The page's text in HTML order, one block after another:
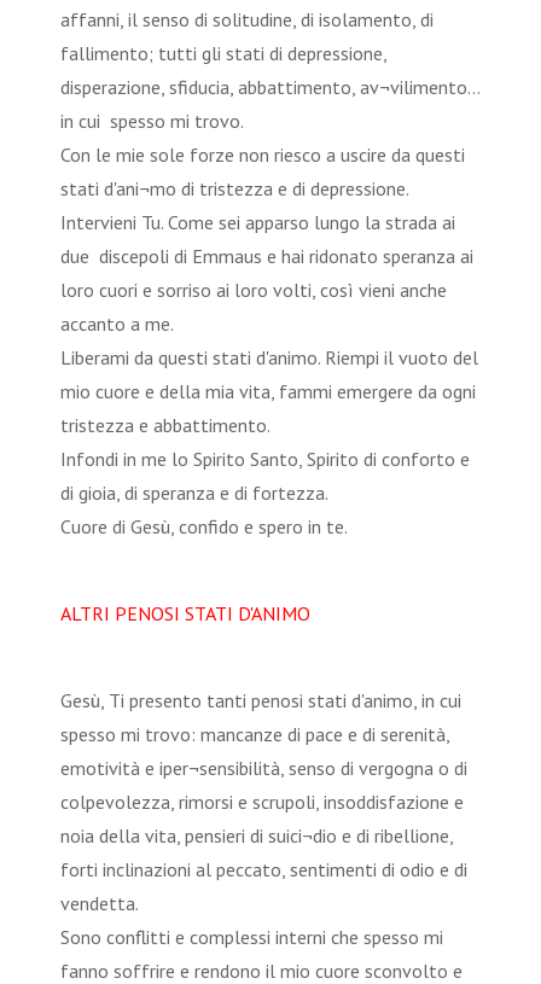
affanni, il senso di solitudine, di isolamento, di
fallimento; tutti gli stati di depressione,
disperazione, sfiducia, abbattimento, av¬vilimento...
in cui spesso mi trovo.
Con le mie sole forze non riesco a uscire da questi
stati d'ani¬mo di tristezza e di depressione.
Intervieni Tu. Come sei apparso lungo la strada ai
due discepoli di Emmaus e hai ridonato speranza ai
loro cuori e sorriso ai loro volti, così vieni anche
accanto a me.
Liberami da questi stati d'animo. Riempi il vuoto del
mio cuore e della mia vita, fammi emergere da ogni
tristezza e abbattimento.
Infondi in me lo Spirito Santo, Spirito di conforto e
di gioia, di speranza e di fortezza.
Cuore di Gesù, confido e spero in te.
ALTRI PENOSI STATI D'ANIMO
Gesù, Ti presento tanti penosi stati d'animo, in cui
spesso mi trovo: mancanze di pace e di serenità,
emotività e iper¬sensibilità, senso di vergogna o di
colpevolezza, rimorsi e scrupoli, insoddisfazione e
noia della vita, pensieri di suici¬dio e di ribellione,
forti inclinazioni al peccato, sentimenti di odio e di
vendetta.
Sono conflitti e complessi interni che spesso mi
fanno soffrire e rendono il mio cuore sconvolto e